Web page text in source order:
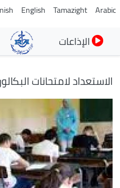
Arabic
Tamazight
English
الإذاعات
الاستعداد لامتحانات